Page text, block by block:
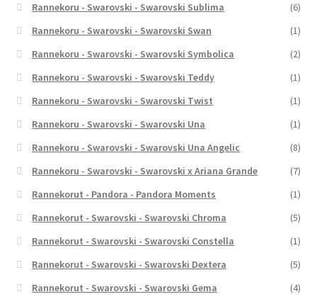
Rannekoru - Swarovski - Swarovski Sublima
(6)
Rannekoru - Swarovski - Swarovski Swan
(1)
Rannekoru - Swarovski - Swarovski Symbolica
(2)
Rannekoru - Swarovski - Swarovski Teddy
(1)
Rannekoru - Swarovski - Swarovski Twist
(1)
Rannekoru - Swarovski - Swarovski Una
(1)
Rannekoru - Swarovski - Swarovski Una Angelic
(8)
Rannekoru - Swarovski - Swarovski x Ariana Grande
(7)
Rannekorut - Pandora - Pandora Moments
(1)
Rannekorut - Swarovski - Swarovski Chroma
(5)
Rannekorut - Swarovski - Swarovski Constella
(1)
Rannekorut - Swarovski - Swarovski Dextera
(5)
Rannekorut - Swarovski - Swarovski Gema
(4)